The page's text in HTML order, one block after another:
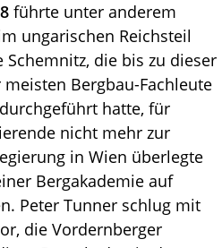
führte unter anderem
ungarischen Reichsteil
Schemnitz, die bis zu dieser
Bergbau-Fachleute
hatte, für
nicht mehr zur
in Wien überlegte
Bergakademie auf
Peter Tunner schlug mit
die Vordernberger